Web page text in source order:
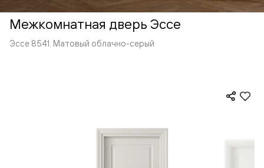
Межкомнатная дверь Эссе
Эссе 8541. Матовый облачно-серый